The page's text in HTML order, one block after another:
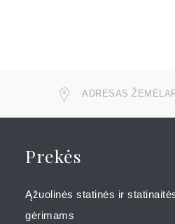
ADRESAS
Prekės
Ąžuolinės statinės ir
gėrimams